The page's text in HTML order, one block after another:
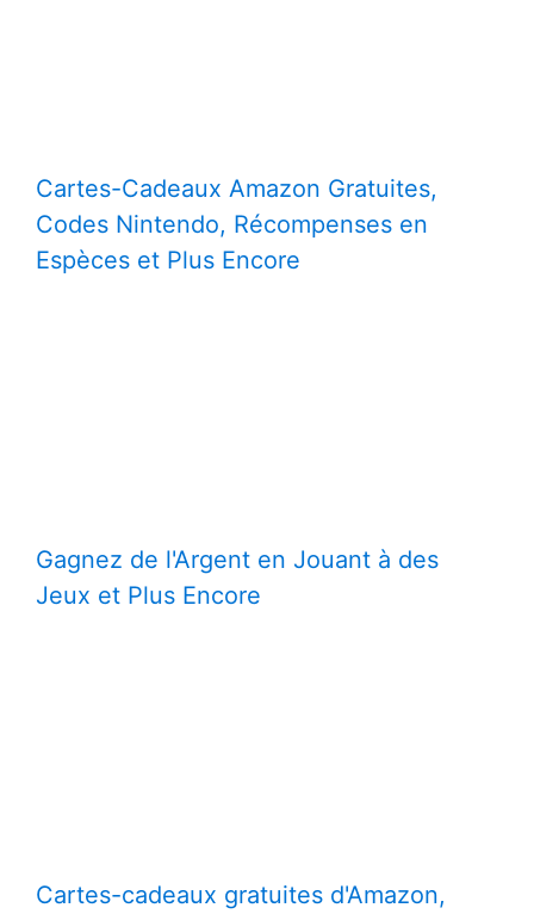
Cartes-Cadeaux Amazon Gratuites,
Codes Nintendo, Récompenses en
Espèces et Plus Encore
Gagnez de l'Argent en Jouant à des
Jeux et Plus Encore
Cartes-cadeaux gratuites d'Amazon,